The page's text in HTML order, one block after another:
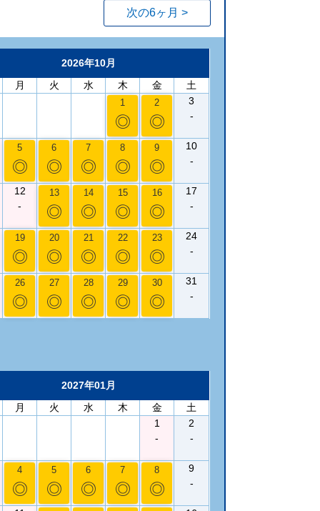
次の6ヶ月 >
2026年10月
月 火 水 木 金 土
1
◎
2
◎
3
-
5
◎
6
◎
7
◎
8
◎
9
◎
10
-
12
-
13
◎
14
◎
15
◎
16
◎
17
-
19
◎
20
◎
21
◎
22
◎
23
◎
24
-
26
◎
27
◎
28
◎
29
◎
30
◎
31
-
2027年01月
月 火 水 木 金
土
1
-
2
-
4
◎
5
◎
6
◎
7
◎
8
◎
9
-